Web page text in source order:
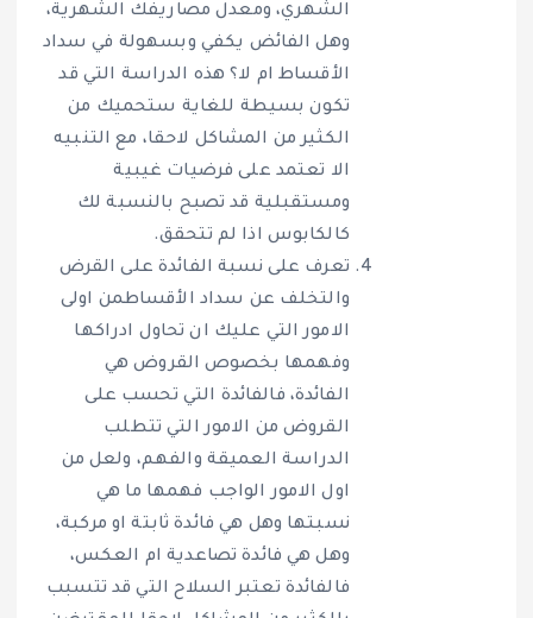
الشهري، ومعدل مصاريفك الشهرية،
وهل الفائض يكفي وبسهولة في سداد
الأقساط ام لا؟ هذه الدراسة التي قد
تكون بسيطة للغاية ستحميك من
الكثير من المشاكل لاحقا، مع التنبيه
الا تعتمد على فرضيات غيبية
ومستقبلية قد تصبح بالنسبة لك
كالكابوس اذا لم تتحقق.
تعرف على نسبة الفائدة على القرض
والتخلف عن سداد الأقساطمن اولى
الامور التي عليك ان تحاول ادراكها
وفهمها بخصوص القروض هي
الفائدة، فالفائدة التي تحسب على
القروض من الامور التي تتطلب
الدراسة العميقة والفهم، ولعل من
اول الامور الواجب فهمها ما هي
نسبتها وهل هي فائدة ثابتة او مركبة،
وهل هي فائدة تصاعدية ام العكس،
فالفائدة تعتبر السلاح التي قد تتسبب